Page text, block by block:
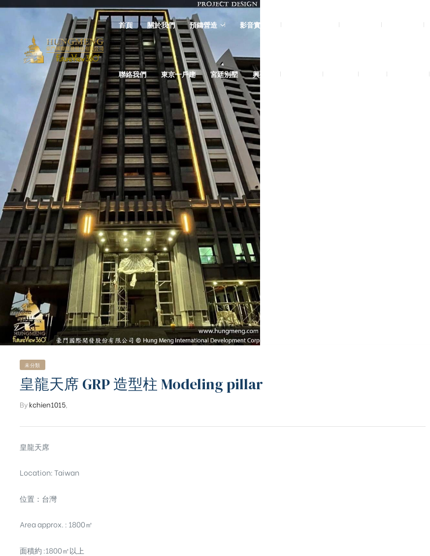
首頁 關於我們 預鑄營造 影音實體投影 3D數位設計院 規劃設計 工程實績
聯絡我們 東京一戶建 宮廷別墅 興墅12戶 法式御墅 購物車 結帳 我的帳號
未分類
皇龍天席 GRP 造型柱 Modeling pillar
Bykchien1015
皇龍天席
Location: Taiwan
位置：台灣
Area approx. : 1800㎡
面積約 :1800㎡以上